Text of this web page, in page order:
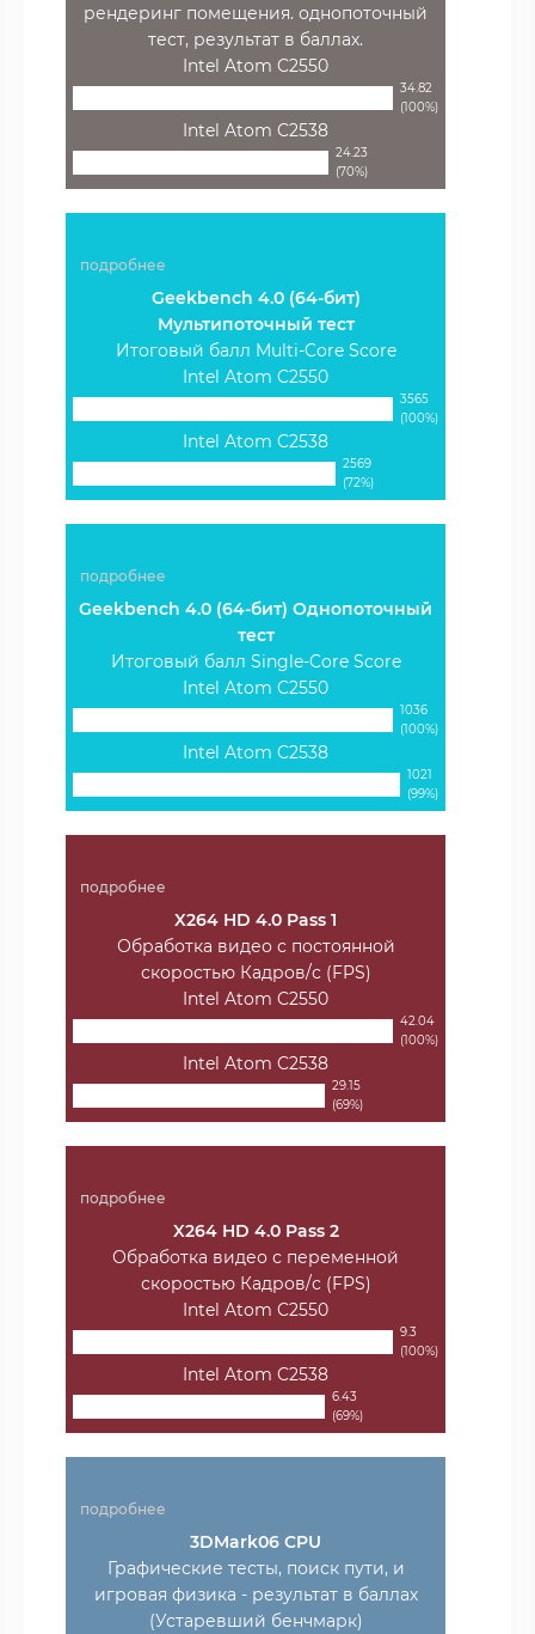
рендеринг помещения. однопоточный
тест, результат в баллах.
Intel Atom C2550
34.82
(100%)
Intel Atom C2538
24.23
(70%)
подробнее
Geekbench 4.0 (64-бит)
Мультипоточный тест
Итоговый балл Multi-Core Score
Intel Atom C2550
3565
(100%)
Intel Atom C2538
2569
(72%)
подробнее
Geekbench 4.0 (64-бит) Однопоточный
тест
Итоговый балл Single-Core Score
Intel Atom C2550
1036
(100%)
Intel Atom C2538
1021
(99%)
подробнее
X264 HD 4.0 Pass 1
Обработка видео с постоянной
скоростью Кадров/с (FPS)
Intel Atom C2550
42.04
(100%)
Intel Atom C2538
29.15
(69%)
подробнее
X264 HD 4.0 Pass 2
Обработка видео с переменной
скоростью Кадров/с (FPS)
Intel Atom C2550
9.3
(100%)
Intel Atom C2538
6.43
(69%)
подробнее
3DMark06 CPU
Графические тесты, поиск пути, и
игровая физика - результат в баллах
(Устаревший бенчмарк)